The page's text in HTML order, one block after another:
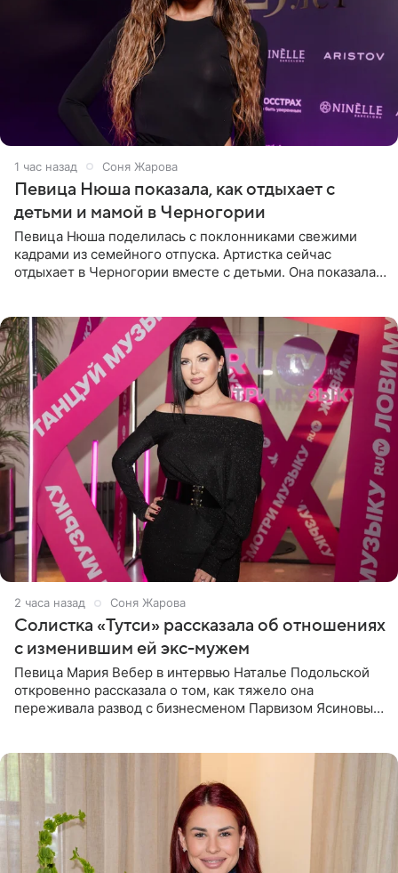
1 час назад Соня Жарова
Певица Нюша показала, как отдыхает с
детьми и мамой в Черногории
Певица Нюша поделилась с поклонниками свежими
кадрами из семейного отпуска. Артистка сейчас
отдыхает в Черногории вместе с детьми. Она показала,
2 часа назад Соня Жарова
Солистка «Тутси» рассказала об отношениях
с изменившим ей экс-мужем
Певица Мария Вебер в интервью Наталье Подольской
откровенно рассказала о том, как тяжело она
переживала развод с бизнесменом Парвизом Ясиновым.